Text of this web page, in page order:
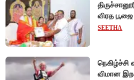
விரத
அறங்காவலர்
SEETHA
நெகிழ்ச்சி
விமான